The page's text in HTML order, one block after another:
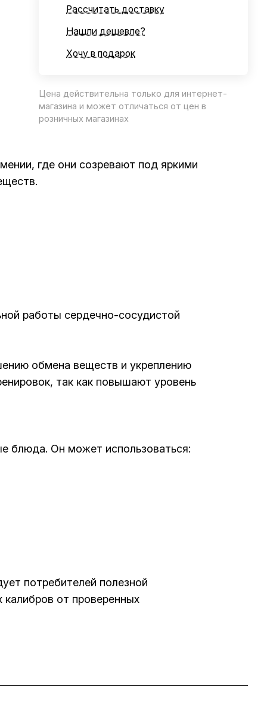
Рассчитать доставку
Нашли дешевле?
Хочу в подарок
Цена действительна только для интернет-
магазина и может отличаться от цен в
розничных магазинах
где они созревают под яркими
работы сердечно-сосудистой
обмена веществ и укреплению
так как повышают уровень
блюда. Он может использоваться:
потребителей полезной
от проверенных